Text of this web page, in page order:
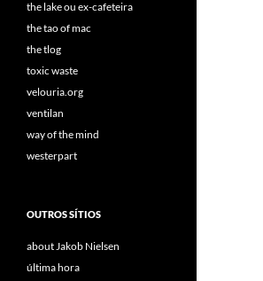
the lake ou ex-cafeteira
the tao of mac
the tlog
toxic waste
velouria.org
ventilan
way of the mind
westerpart
OUTROS SÍTIOS
about Jakob Nielsen
última hora